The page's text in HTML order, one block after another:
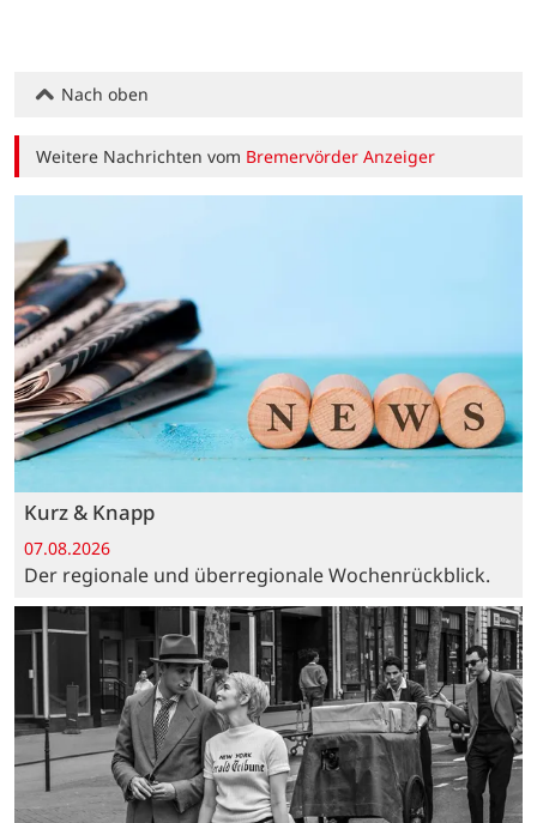
Nach oben
Weitere Nachrichten vom Bremervörder Anzeiger
Kurz & Knapp
07.08.2026
Der regionale und überregionale Wochenrückblick.